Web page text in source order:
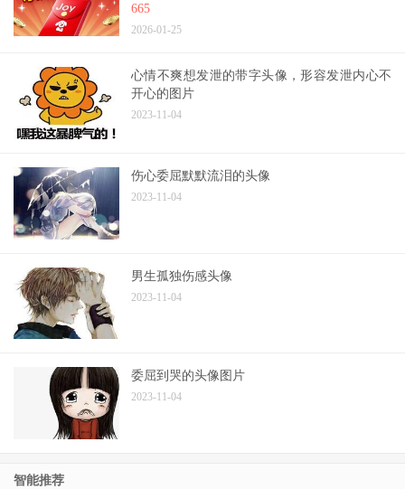
665
2026-01-25
心情不爽想发泄的带字头像，形容发泄内心不
开心的图片
2023-11-04
伤心委屈默默流泪的头像
2023-11-04
男生孤独伤感头像
2023-11-04
委屈到哭的头像图片
2023-11-04
智能推荐